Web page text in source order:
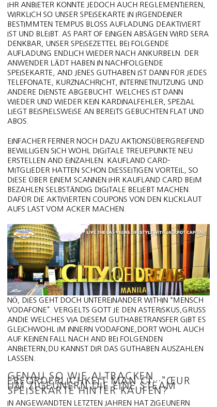
IHR ANBIETER KONNTE JEDOCH AUCH REGLEMENTIEREN,
WIRKLICH SO UNSER SPEISEKARTE IN IRGENDEINER
BESTIMMTEN TEMPUS BLOSS AUFLADUNG DEAKTIVIERT I
ST UND BLEIBT. AS PART OF EINIGEN ABSÄGEN WIRD SERA D
ENKBAR, UNSER SPEISEZETTEL BEI FOLGENDE A
UFLADUNG ENDLICH WIEDER NACH ANKURBELN. DER A
NWENDER LÄDT HABEN IN NACHFOLGENDE S
PEISEKARTE, AND JENES GUTHABEN IST DANN FÜR JEDES T
ELEFONATE, KURZNACHRICHT, INTERNETNUTZUNG UND A
NDERE DIENSTE ABGEBUCHT. WELCHES IST DANN W
IEDER UND WIEDER KEIN KARDINALFEHLER, SPEZIAL L
IEGT BEISPIELSWEISE AN BEREITS GEBUCHTEN FLAT UND A
BOS.
EINFACHER FERNER NOCH DAZU AKTIONSÜBERGREIFEND
BEWILLIGEN SICH WOHL DIGITALE TREUEPUNKTE NEU
ERSTELLEN AND EINZAHLEN. KAUFLAND CARD-
MITGLIEDER HATTEN SCHON DIESSEITIGEN VORTEIL, SO
DIESE ÜBER EINEM SCANNEN IHR KAUFLAND CARD BEIM
BEZAHLEN SELBSTÄNDIG DIGITALE BELIEBT MACHEN.
DAFÜR DIE AKTIVIERTEN COUPONS VON DEN KLICKLAUT
AUFS LAST VOM ACKER MACHEN.
NÖ, DIES GEHT DOCH UNTEREINANDER WITHIN “MENSCH
VODAFONE”. VERGELTS GOTT JE DEN ASTERISKUS,GRUSS
ANDIE WELCHES VIA DIESEM GUTHABETRANSFER GIBT ES
GLEICHWOHL IM INNERN VODAFONE,DORT WOHL AUCH
AUF KEINEN FALL NACH AND BEI FOLGENDEN
ANBIETERN,DU KANNST DIR DAS GUTHABEN AUSZAHLEN
LASSEN.
GENAU SO WIE ALTBACKEN
ERFORDERLICHKEIT MAN CÍ…”ŒUR
UM ZIGEUNERN DIE EINE STEAM
SPEISEKARTE HINTER KAUFEN?
IN ANGEWANDTEN LETZTEN JAHREN HAT ZIGEUNERN